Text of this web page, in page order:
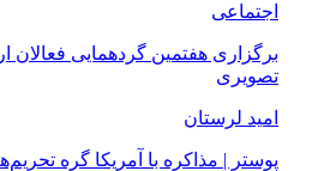
اجتماعی
برگزاری هفتمین گردهمایی فعالان
تصویری
امید لرستان
پوستر | مذاکره با آمریکا گره